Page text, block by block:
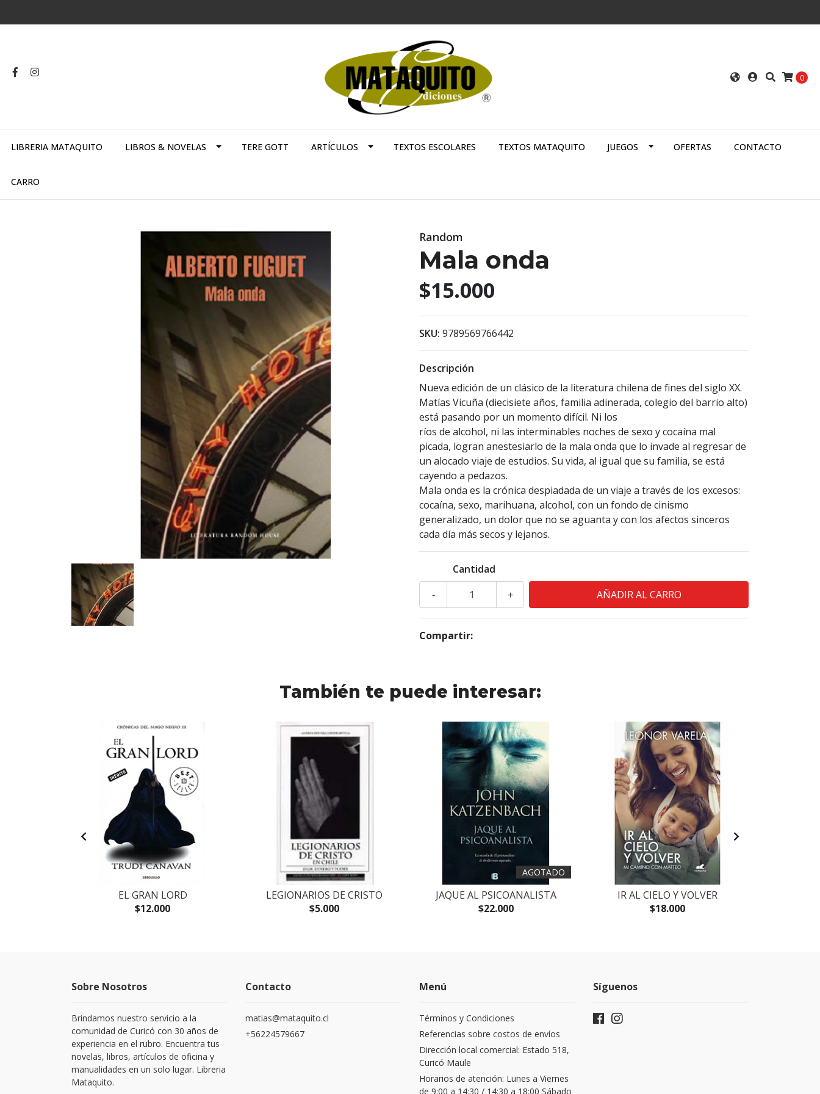
0
LIBRERIA MATAQUITO LIBROS & NOVELAS TERE GOTT ARTÍCULOS TEXTOS ESCOLARES TEXTOS MATAQUITO JUEGOS OFERTAS CONTACTO
CARRO
Random
Mala onda
$15.000
SKU: 9789569766442
Descripción
Nueva edición de un clásico de la literatura chilena de fines del siglo XX.
Matías Vicuña (diecisiete años, familia adinerada, colegio del barrio alto)
está pasando por un momento difícil. Ni los
ríos de alcohol, ni las interminables noches de sexo y cocaína mal
picada, logran anestesiarlo de la mala onda que lo invade al regresar de
un alocado viaje de estudios. Su vida, al igual que su familia, se está
cayendo a pedazos.
Mala onda es la crónica despiadada de un viaje a través de los excesos:
cocaína, sexo, marihuana, alcohol, con un fondo de cinismo
generalizado, un dolor que no se aguanta y con los afectos sinceros
cada día más secos y lejanos.
Cantidad
+
-
Compartir:
También te puede interesar:
EL GRAN LORD
$12.000
LEGIONARIOS DE CRISTO
$5.000
AGOTADO
JAQUE AL PSICOANALISTA
$22.000
IR AL CIELO Y VOLVER
$18.000
Sobre Nosotros
Brindamos nuestro servicio a la
comunidad de Curicó con 30 años de
experiencia en el rubro. Encuentra tus
novelas, libros, artículos de oficina y
manualidades en un solo lugar. Libreria
Mataquito.
Contacto
matias@mataquito.cl
+56224579667
Menú
Términos y Condiciones
Referencias sobre costos de envíos
Dirección local comercial: Estado 518,
Curicó Maule
Horarios de atención: Lunes a Viernes
de 9:00 a 14:30 / 14:30 a 18:00 Sábado
Síguenos